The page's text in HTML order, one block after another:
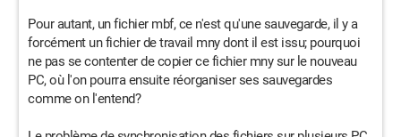
Pour autant, un fichier mbf, ce n'est qu'une sauvegarde, il y a
forcément un fichier de travail mny dont il est issu; pourquoi
ne pas se contenter de copier ce fichier mny sur le nouveau
PC, où l'on pourra ensuite réorganiser ses sauvegardes
comme on l'entend?